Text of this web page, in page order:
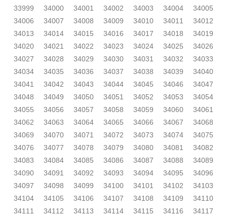
33999
34000 34001 34002 34003 34004
34005
34006
34007 34008 34009 34010 34011
34012
34013
34014 34015 34016 34017 34018
34019
34020
34021 34022 34023 34024 34025
34026
34027
34028 34029 34030 34031 34032
34033
34034
34035 34036 34037 34038 34039
34040
34041
34042 34043 34044 34045 34046
34047
34048
34049 34050 34051 34052 34053
34054
34055
34056 34057 34058 34059 34060
34061
34062
34063 34064 34065 34066 34067
34068
34069
34070 34071 34072 34073 34074
34075
34076
34077 34078 34079 34080 34081
34082
34083
34084 34085 34086 34087 34088
34089
34090
34091 34092 34093 34094 34095
34096
34097
34098 34099 34100 34101 34102
34103
34104
34105 34106 34107 34108 34109
34110
34111
34112 34113 34114 34115 34116
34117